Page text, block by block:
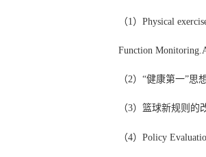
（1） Physical
Function Monitoring
（2）“健康第一”
（3）篮球新规则的
（4）Policy